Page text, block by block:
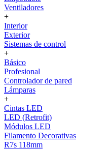
Ventiladores
+
Interior
Exterior
Sistemas de control
+
Básico
Profesional
Controlador de pared
Lámparas
+
Cintas LED
LED (Retrofit)
Módulos LED
Filamento Decorativas
R7s 118mm